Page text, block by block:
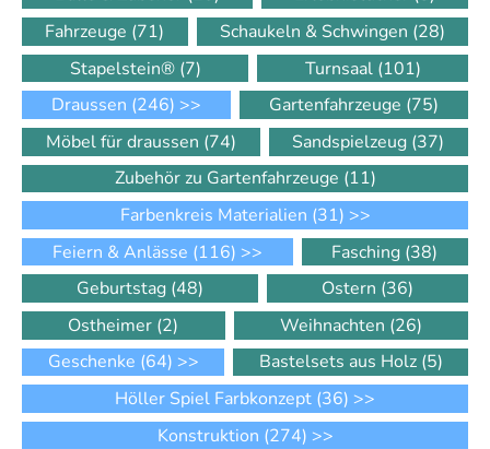
Fahrzeuge (71) Schaukeln & Schwingen (28)
Stapelstein® (7) Turnsaal (101)
Draussen (246) >> Gartenfahrzeuge (75)
Möbel für draussen (74) Sandspielzeug (37)
Zubehör zu Gartenfahrzeuge (11)
Farbenkreis Materialien (31) >>
Feiern & Anlässe (116) >> Fasching (38)
Geburtstag (48) Ostern (36)
Ostheimer (2) Weihnachten (26)
Geschenke (64) >> Bastelsets aus Holz (5)
Höller Spiel Farbkonzept (36) >>
Konstruktion (274) >>